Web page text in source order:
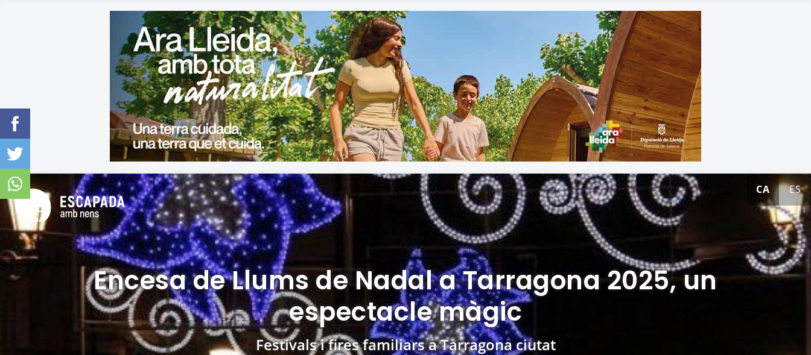
CA ES
Encesa de Llums de Nadal a Tarragona 2025, un
espectacle màgic
Festivals i fires familiars a Tarragona ciutat